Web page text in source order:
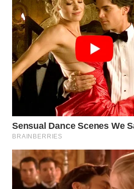
WN
JATIM
WN
BALI
WN
WN
KALTARA